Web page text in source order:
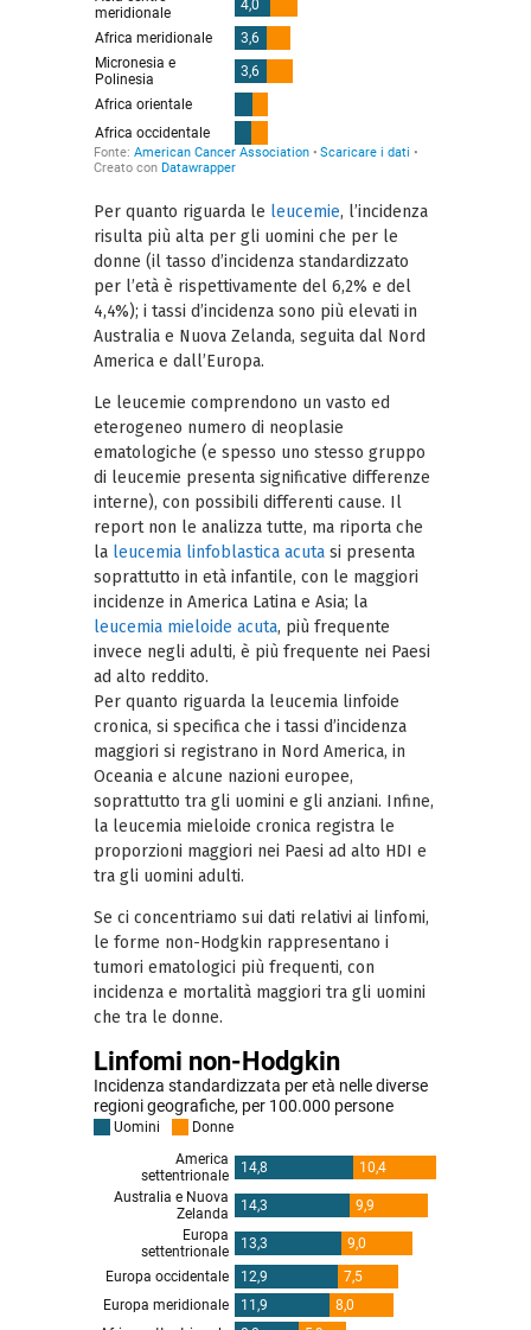
Per quanto riguarda le leucemie, l’incidenza
risulta più alta per gli uomini che per le
donne (il tasso d’incidenza standardizzato
per l’età è rispettivamente del 6,2% e del
4,4%); i tassi d’incidenza sono più elevati in
Australia e Nuova Zelanda, seguita dal Nord
America e dall’Europa.
Le leucemie comprendono un vasto ed
eterogeneo numero di neoplasie
ematologiche (e spesso uno stesso gruppo
di leucemie presenta significative differenze
interne), con possibili differenti cause. Il
report non le analizza tutte, ma riporta che
la leucemia linfoblastica acuta si presenta
soprattutto in età infantile, con le maggiori
incidenze in America Latina e Asia; la
leucemia mieloide acuta, più frequente
invece negli adulti, è più frequente nei Paesi
ad alto reddito.
Per quanto riguarda la leucemia linfoide
cronica, si specifica che i tassi d’incidenza
maggiori si registrano in Nord America, in
Oceania e alcune nazioni europee,
soprattutto tra gli uomini e gli anziani. Infine,
la leucemia mieloide cronica registra le
proporzioni maggiori nei Paesi ad alto HDI e
tra gli uomini adulti.
Se ci concentriamo sui dati relativi ai linfomi,
le forme non-Hodgkin rappresentano i
tumori ematologici più frequenti, con
incidenza e mortalità maggiori tra gli uomini
che tra le donne.